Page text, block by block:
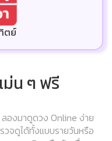
ตย์
น ๆ ฟรี
องมาดูดวง Online ง่าย
จดูได้ทั้งแบบรายวันหรือ